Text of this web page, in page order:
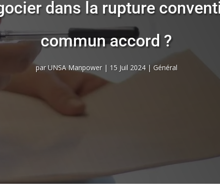
dans la rupture
commun accord ?
parUNSA Manpower| 15 Juil 2024| Général